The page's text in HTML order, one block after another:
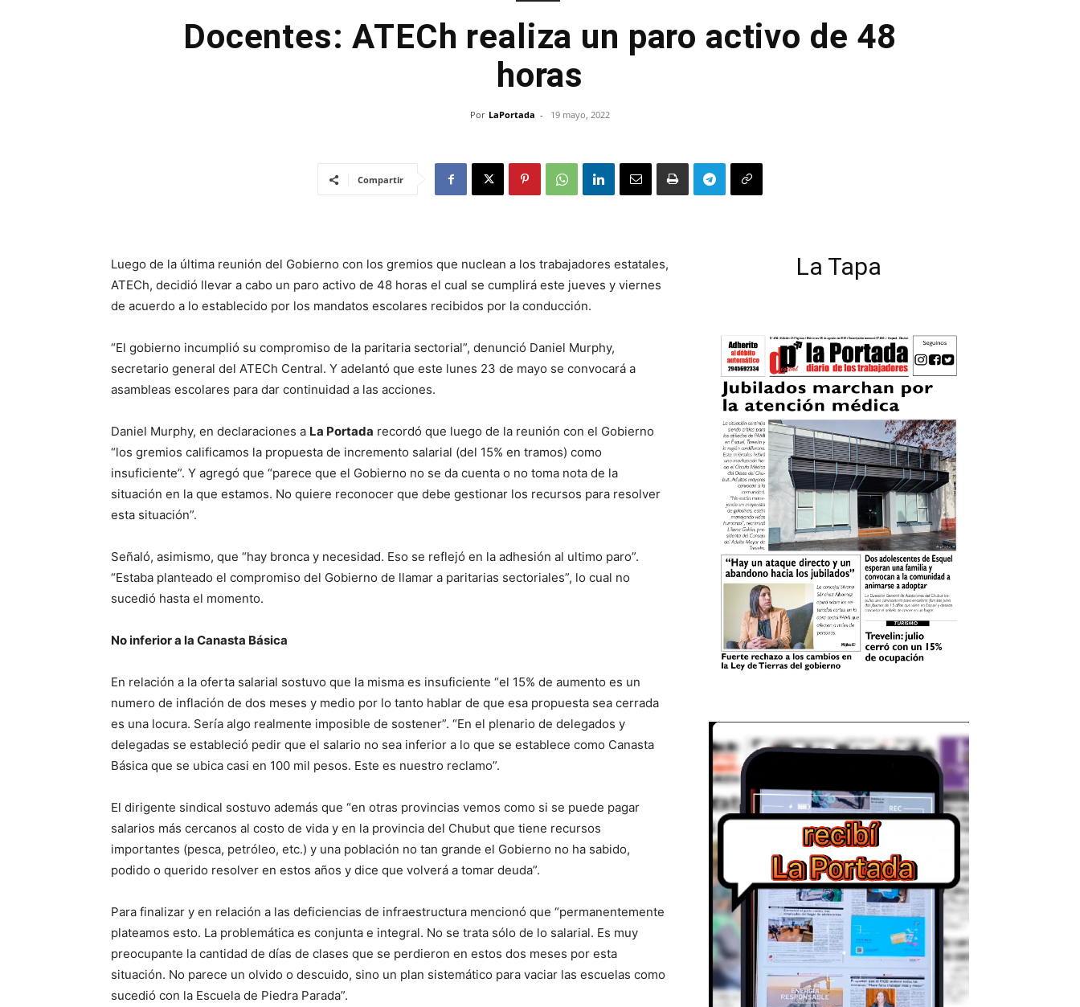
Docentes: ATECh realiza un paro activo de 48
horas
Por LaPortada - 19 mayo, 2022
Compartir
Luego de la última reunión del Gobierno con los gremios que nuclean a los trabajadores estatales,
ATECh, decidió llevar a cabo un paro activo de 48 horas el cual se cumplirá este jueves y viernes
de acuerdo a lo establecido por los mandatos escolares recibidos por la conducción.
“El gobierno incumplió su compromiso de la paritaria sectorial”, denunció Daniel Murphy,
secretario general del ATECh Central. Y adelantó que este lunes 23 de mayo se convocará a
asambleas escolares para dar continuidad a las acciones.
Daniel Murphy, en declaraciones a La Portada recordó que luego de la reunión con el Gobierno
“los gremios calificamos la propuesta de incremento salarial (del 15% en tramos) como
insuficiente”. Y agregó que “parece que el Gobierno no se da cuenta o no toma nota de la
situación en la que estamos. No quiere reconocer que debe gestionar los recursos para resolver
esta situación”.
Señaló, asimismo, que “hay bronca y necesidad. Eso se reflejó en la adhesión al ultimo paro”.
“Estaba planteado el compromiso del Gobierno de llamar a paritarias sectoriales”, lo cual no
sucedió hasta el momento.
No inferior a la Canasta Básica
En relación a la oferta salarial sostuvo que la misma es insuficiente “el 15% de aumento es un
numero de inflación de dos meses y medio por lo tanto hablar de que esa propuesta sea cerrada
es una locura. Sería algo realmente imposible de sostener”. “En el plenario de delegados y
delegadas se estableció pedir que el salario no sea inferior a lo que se establece como Canasta
Básica que se ubica casi en 100 mil pesos. Este es nuestro reclamo”.
El dirigente sindical sostuvo además que “en otras provincias vemos como si se puede pagar
salarios más cercanos al costo de vida y en la provincia del Chubut que tiene recursos
importantes (pesca, petróleo, etc.) y una población no tan grande el Gobierno no ha sabido,
podido o querido resolver en estos años y dice que volverá a tomar deuda”.
Para finalizar y en relación a las deficiencias de infraestructura mencionó que “permanentemente
plateamos esto. La problemática es conjunta e integral. No se trata sólo de lo salarial. Es muy
preocupante la cantidad de días de clases que se perdieron en estos dos meses por esta
situación. No parece un olvido o descuido, sino un plan sistemático para vaciar las escuelas como
sucedió con la Escuela de Piedra Parada”.
La Tapa